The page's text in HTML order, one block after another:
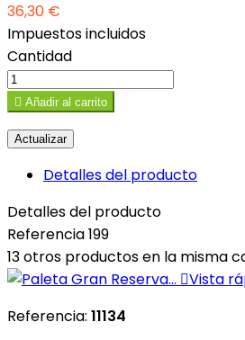
36,30 €
Impuestos incluidos
Cantidad
 Añadir al carrito
Detalles del producto
Detalles del producto
Referencia199
13 otros productos en la misma
Vista
Referencia: 11134